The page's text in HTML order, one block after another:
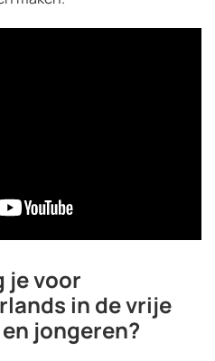
je voor
in de vrije
jongeren?